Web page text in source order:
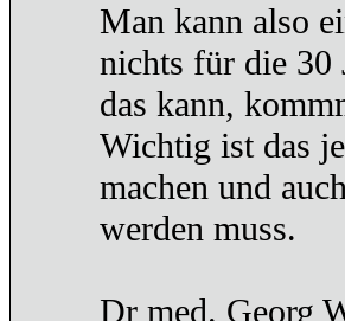
Man kann also
nichts für die 30
das kann,
Wichtig ist das
machen und
werden muss.
Dr med. Georg